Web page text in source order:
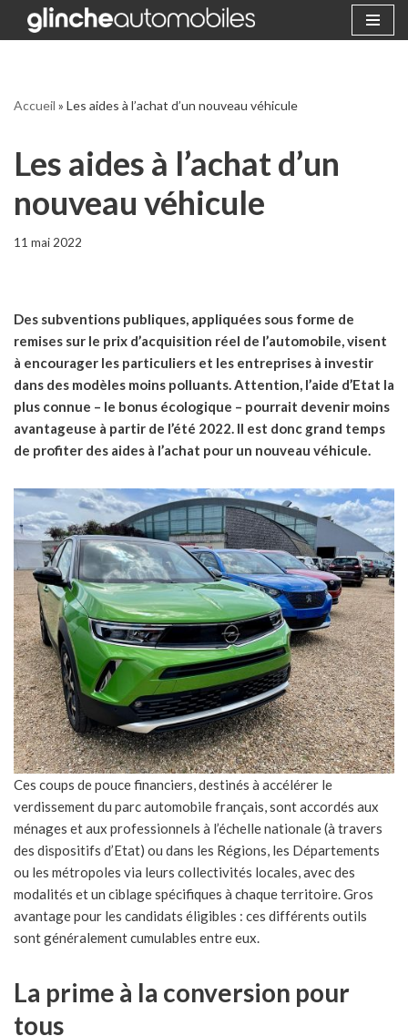
Accueil » Les aides à l’achat d’un nouveau véhicule
Les aides à l’achat d’un
nouveau véhicule
11 mai 2022
Des subventions publiques, appliquées sous forme de
remises sur le prix d’acquisition réel de l’automobile, visent
à encourager les particuliers et les entreprises à investir
dans des modèles moins polluants. Attention, l’aide d’Etat la
plus connue – le bonus écologique – pourrait devenir moins
avantageuse à partir de l’été 2022. Il est donc grand temps
de profiter des aides à l’achat pour un nouveau véhicule.
Ces coups de pouce financiers, destinés à accélérer le
verdissement du parc automobile français, sont accordés aux
ménages et aux professionnels à l’échelle nationale (à travers
des dispositifs d’Etat) ou dans les Régions, les Départements
ou les métropoles via leurs collectivités locales, avec des
modalités et un ciblage spécifiques à chaque territoire. Gros
avantage pour les candidats éligibles : ces différents outils
sont généralement cumulables entre eux.
La prime à la conversion pour
tous